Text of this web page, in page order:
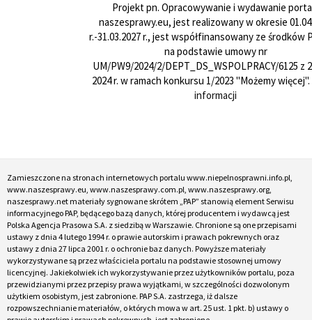
Projekt pn. Opracowywanie i wydawanie
naszesprawy.eu, jest realizowany w okresie
r.-31.03.2027 r., jest współfinansowany ze środków
na podstawie umowy nr
UM/PW9/2024/2/DEPT_DS_WSPOLPRACY/6125 z
2024 r. w ramach konkursu 1/2023 "Możemy więcej".
informacji
Zamieszczone na stronach internetowych portalu www.niepelnosprawni.info.pl,
www.naszesprawy.eu, www.naszesprawy.com.pl, www.naszesprawy.org,
naszesprawy.net materiały sygnowane skrótem „PAP” stanowią element Serwisu
informacyjnego PAP, będącego bazą danych, której producentem i wydawcą jest
Polska Agencja Prasowa S.A. z siedzibą w Warszawie. Chronione są one przepisami
ustawy z dnia 4 lutego 1994 r. o prawie autorskim i prawach pokrewnych oraz
ustawy z dnia 27 lipca 2001 r. o ochronie baz danych. Powyższe materiały
wykorzystywane są przez właściciela portalu na podstawie stosownej umowy
licencyjnej. Jakiekolwiek ich wykorzystywanie przez użytkowników portalu, poza
przewidzianymi przez przepisy prawa wyjątkami, w szczególności dozwolonym
użytkiem osobistym, jest zabronione. PAP S.A. zastrzega, iż dalsze
rozpowszechnianie materiałów, o których mowa w art. 25 ust. 1 pkt. b) ustawy o